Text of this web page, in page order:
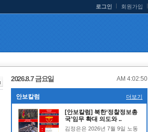
로그인 회원가입
2026.8.7 금요일 AM 4:02:50
안보칼럼 더보기
[안보칼럼] 북한‘정찰정보총
국’임무 확대 의도와 ..
김정은은 2026년 7월 9일 노동